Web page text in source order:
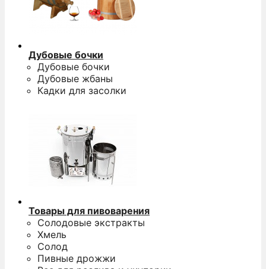
Дубовые бочки
Дубовые бочки
Дубовые жбаны
Кадки для засолки
Товары для пивоварения
Солодовые экстракты
Хмель
Солод
Пивные дрожжи